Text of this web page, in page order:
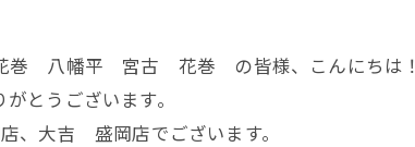
八幡平 宮古 花巻 の皆様、こんにちは！
とうございます。
、大吉 盛岡店でございます。